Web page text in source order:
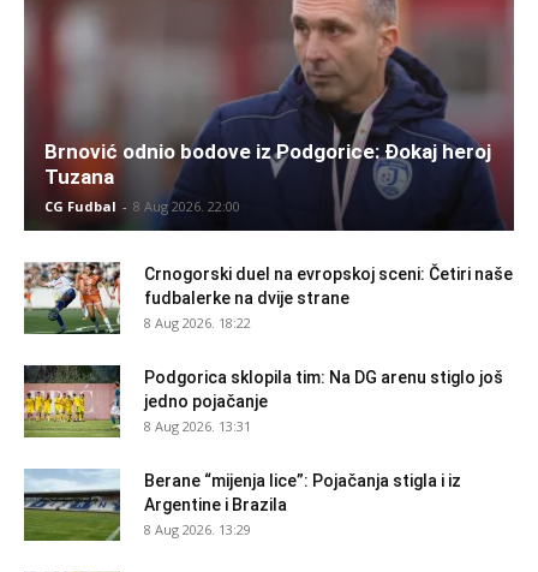
Brnović odnio bodove iz Podgorice: Đokaj heroj
Tuzana
CG Fudbal - 8 Aug 2026. 22:00
Crnogorski duel na evropskoj sceni: Četiri naše
fudbalerke na dvije strane
8 Aug 2026. 18:22
Podgorica sklopila tim: Na DG arenu stiglo još
jedno pojačanje
8 Aug 2026. 13:31
Berane “mijenja lice”: Pojačanja stigla i iz
Argentine i Brazila
8 Aug 2026. 13:29